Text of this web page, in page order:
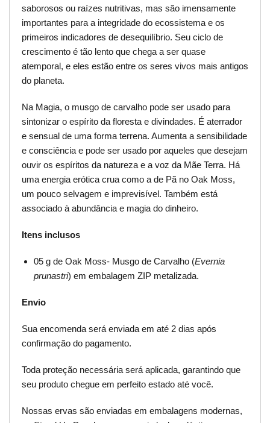
saborosos ou raízes nutritivas, mas são imensamente
importantes para a integridade do ecossistema e os
primeiros indicadores de desequilíbrio. Seu ciclo de
crescimento é tão lento que chega a ser quase
atemporal, e eles estão entre os seres vivos mais antigos
do planeta.
Na Magia, o musgo de carvalho pode ser usado para
sintonizar o espírito da floresta e divindades. É aterrador
e sensual de uma forma terrena. Aumenta a sensibilidade
e consciência e pode ser usado por aqueles que desejam
ouvir os espíritos da natureza e a voz da Mãe Terra. Há
uma energia erótica crua como a de Pã no Oak Moss,
um pouco selvagem e imprevisível. Também está
associado à abundância e magia do dinheiro.
Itens inclusos
05 g de Oak Moss- Musgo de Carvalho (Evernia
prunastri) em embalagem ZIP metalizada.
Envio
Sua encomenda será enviada em até 2 dias após
confirmação do pagamento.
Toda proteção necessária será aplicada, garantindo que
seu produto chegue em perfeito estado até você.
Nossas ervas são enviadas em embalagens modernas,